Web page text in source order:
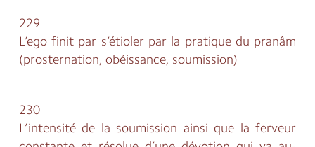
229
L’ego finit par s’étioler par la pratique du pranâm
(prosternation, obéissance, soumission)
230
L’intensité de la soumission ainsi que la ferveur